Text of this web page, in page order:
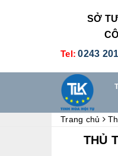
SỞ
Tel: 0243
Trang chủ
THỦ